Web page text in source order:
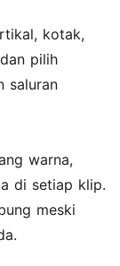
kotak,
pilih
saluran
warna,
di setiap klip.
meski